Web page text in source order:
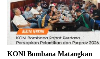
KONI Bombana Matangkan